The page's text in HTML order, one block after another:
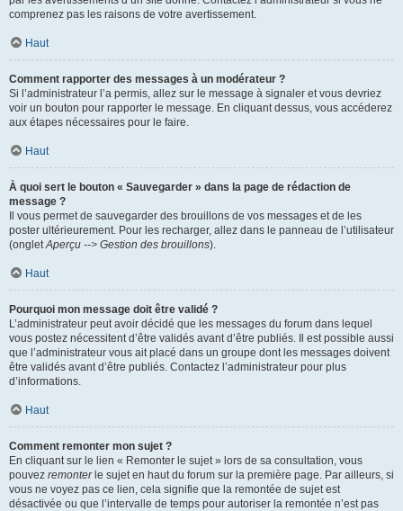
comprenez pas les raisons de votre avertissement.
Haut
Comment rapporter des messages à un modérateur ?
Si l’administrateur l’a permis, allez sur le message à signaler et vous devriez
voir un bouton pour rapporter le message. En cliquant dessus, vous accéderez
aux étapes nécessaires pour le faire.
Haut
À quoi sert le bouton « Sauvegarder » dans la page de rédaction de
message ?
Il vous permet de sauvegarder des brouillons de vos messages et de les
poster ultérieurement. Pour les recharger, allez dans le panneau de l’utilisateur
(ongletAperçu --> Gestion des brouillons).
Haut
Pourquoi mon message doit être validé ?
L’administrateur peut avoir décidé que les messages du forum dans lequel
vous postez nécessitent d’être validés avant d’être publiés. Il est possible aussi
que l’administrateur vous ait placé dans un groupe dont les messages doivent
être validés avant d’être publiés. Contactez l’administrateur pour plus
d’informations.
Haut
Comment remonter mon sujet ?
En cliquant sur le lien « Remonter le sujet » lors de sa consultation, vous
pouvez remonterle sujet en haut du forum sur la première page. Par ailleurs, si
vous ne voyez pas ce lien, cela signifie que la remontée de sujet est
désactivée ou que l’intervalle de temps pour autoriser la remontée n’est pas